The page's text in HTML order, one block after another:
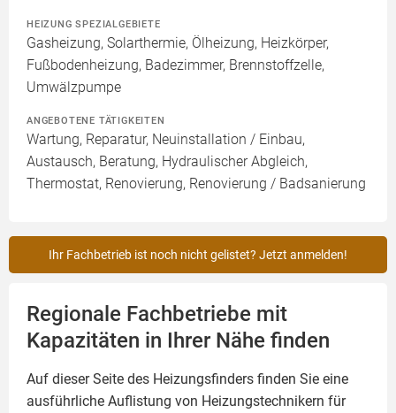
HEIZUNG SPEZIALGEBIETE
Gasheizung, Solarthermie, Ölheizung, Heizkörper,
Fußbodenheizung, Badezimmer, Brennstoffzelle,
Umwälzpumpe
ANGEBOTENE TÄTIGKEITEN
Wartung, Reparatur, Neuinstallation / Einbau,
Austausch, Beratung, Hydraulischer Abgleich,
Thermostat, Renovierung, Renovierung / Badsanierung
Ihr Fachbetrieb ist noch nicht gelistet? Jetzt anmelden!
Regionale Fachbetriebe mit
Kapazitäten in Ihrer Nähe finden
Auf dieser Seite des Heizungsfinders finden Sie eine
ausführliche Auflistung von Heizungstechnikern für